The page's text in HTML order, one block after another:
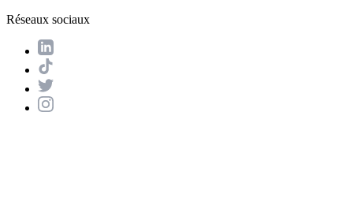
Réseaux sociaux